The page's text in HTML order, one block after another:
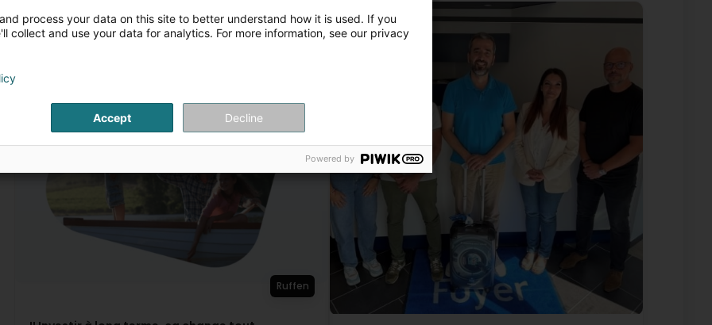
Ruffen
process your data on this site to better understand how it is used. If you
collect and use your data for analytics. For more information, see our privacy
Accept Decline
Powered by